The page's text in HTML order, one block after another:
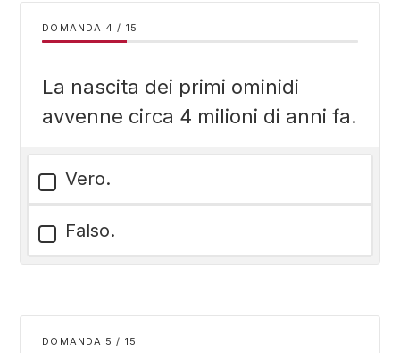
DOMANDA / 15
La nascita dei primi ominidi
avvenne circa 4 milioni di anni fa.
Vero.
Falso.
DOMANDA / 15